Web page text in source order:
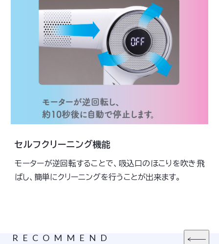
セルフクリーニング機能
モーターが逆回転することで、吸込口のほこりを吹き飛
ばし、簡単にクリーニングを行うことが出来ます。
RECOMMEND